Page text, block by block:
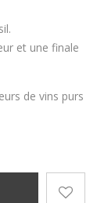
.
et une finale
de vins purs